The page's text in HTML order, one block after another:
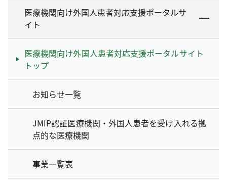
医療機関向け外国人患者対応支援ポータルサ
イト
医療機関向け外国人患者対応支援ポータルサイト
トップ
お知らせ一覧
JMIP認証医療機関・外国人患者を受け入れる拠
点的な医療機関
事業一覧表